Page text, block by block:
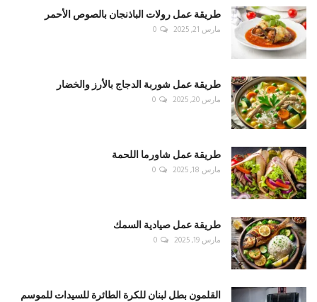
طريقة عمل رولات الباذنجان بالصوص الأحمر
مارس 21, 2025 0
طريقة عمل شوربة الدجاج بالأرز والخضار
مارس 20, 2025 0
طريقة عمل شاورما اللحمة
مارس 18, 2025 0
طريقة عمل صيادية السمك
مارس 19, 2025 0
القلمون بطل لبنان للكرة الطائرة للسيدات للموسم